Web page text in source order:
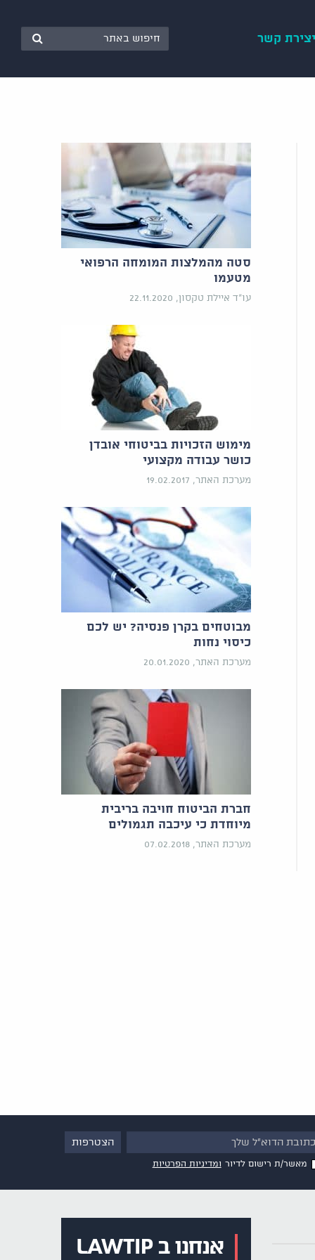
קשר
סטה מהמלצות המומחה הרפואי
מטעמו
עו"ד איילת טקסון, 22.11.2020
מימוש הזכויות בביטוחי אובדן
כושר עבודה מקצועי
מערכת האתר, 19.02.2017
מבוטחים בקרן פנסיה? יש לכם
כיסוי נחות
מערכת האתר, 20.01.2020
חברת הביטוח חויבה בריבית
מיוחדת כי עיכבה תגמולים
מערכת האתר, 07.02.2018
מאשר/ת רישום לדיור ומדיניות הפרטיות